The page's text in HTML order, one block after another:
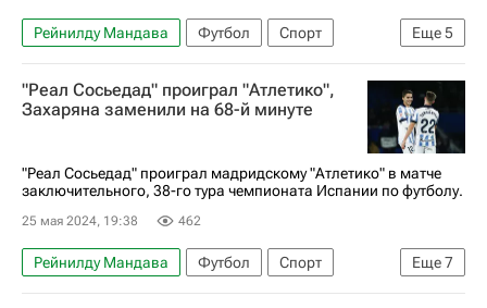
Еще5
Рейнилду Мандава Футбол
Спорт
Мэтти Кэш
Вильсон Изидор
Астон Вилла
АПЛ 2026-2027 (Чемпионат Англии по футболу)
"Реал Сосьедад" проиграл "Атлетико",
Захаряна заменили на 68-й минуте
"Реал Сосьедад" проиграл мадридскому "Атлетико" в матче
заключительного, 38-го тура чемпионата Испании по футболу.
25 мая 2024, 19:38 462
Еще7
Рейнилду Мандава Футбол
Спорт
Испания
Арсен Захарян
Реал Сосьедад